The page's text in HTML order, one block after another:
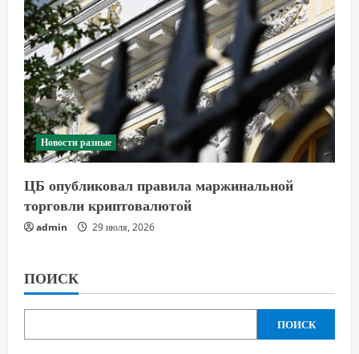
Новости разные
ЦБ опубликовал правила маржинальной
торговли криптовалютой
admin 29 июля, 2026
ПОИСК
ПОИСК